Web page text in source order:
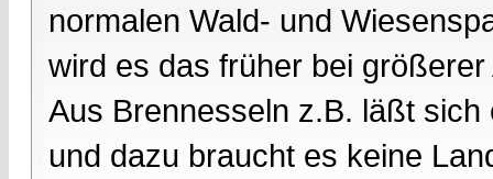
normalen Wald- und
wird es das früher bei
Aus Brennesseln z.B. läßt
und dazu braucht es keine